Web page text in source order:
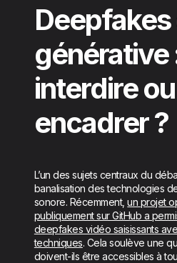
Deepfakes
générative
interdire ou
encadrer ?
L’un des sujets centraux du
banalisation des technologies
sonore. Récemment,un projet
publiquement sur GitHub a
deepfakes vidéo saisissants
techniques. Cela soulève une
doivent-ils être accessibles à